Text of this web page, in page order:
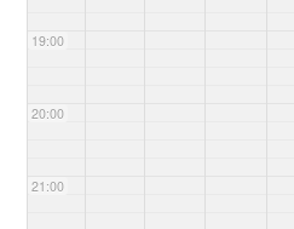
19:00
20:00
21:00